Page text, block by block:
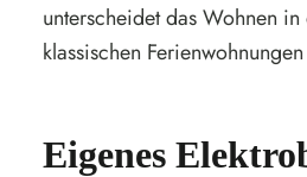
unterscheidet das Wohnen
klassischen
Eigenes